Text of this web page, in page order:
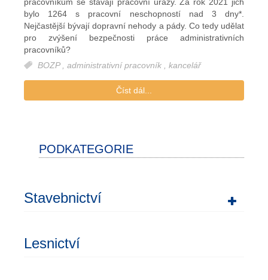
bylo 1264 s pracovní neschopností nad 3 dny*.
Nejčastější bývají dopravní nehody a pády. Co tedy udělat
pro zvýšení bezpečnosti práce administrativních
pracovníků?
BOZP , administrativní pracovník , kancelář
Číst dál...
PODKATEGORIE
Stavebnictví
Lesnictví